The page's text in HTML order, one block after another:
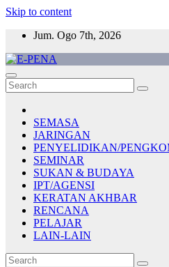
Skip to content
Jum. Ogo 7th, 2026
E-PENA
Berita Digital Terkini
SEMASA
JARINGAN
PENYELIDIKAN/
SEMINAR
SUKAN & BUDAYA
IPT/AGENSI
KERATAN AKHBAR
RENCANA
PELAJAR
LAIN-LAIN